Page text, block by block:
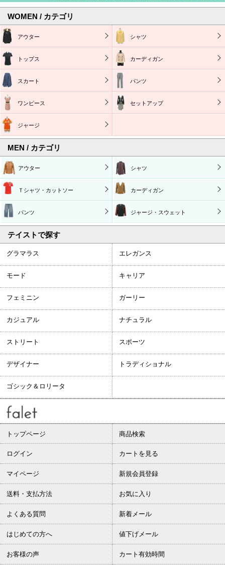
WOMEN / カテゴリ
アウター シャツ
トップス カーディガン
スカート パンツ
ワンピース セットアップ
ジャージ
MEN / カテゴリ
アウター シャツ
Ｔシャツ・カットソー カーディガン
パンツ ジャージ・スウェット
テイストで探す
グラマラス エレガンス
モード キャリア
フェミニン ガーリー
カジュアル ナチュラル
ストリート スポーツ
デザイナー トラディショナル
ゴシック＆ロリータ
トップページ 商品検索
ログイン カートを見る
マイページ 新規会員登録
送料・支払方法 お気に入り
よくある質問 新着メール
はじめての方へ 値下げメール
お客様の声 カート有効時間